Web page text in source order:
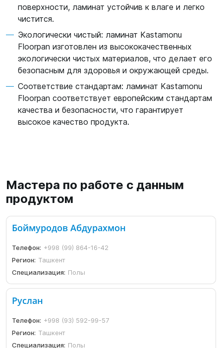
поверхности, ламинат устойчив к влаге и легко
чистится.
Экологически чистый: ламинат Kastamonu
Floorpan изготовлен из высококачественных
экологически чистых материалов, что делает его
безопасным для здоровья и окружающей среды.
Соответствие стандартам: ламинат Kastamonu
Floorpan соответствует европейским стандартам
качества и безопасности, что гарантирует
высокое качество продукта.
Мастера по работе с данным
продуктом
Боймуродов Абдурахмон
Телефон: +998 (99) 864-16-42
Регион: Ташкент
Специализация: Полы
Руслан
Телефон: +998 (93) 592-99-57
Регион: Ташкент
Специализация: Полы